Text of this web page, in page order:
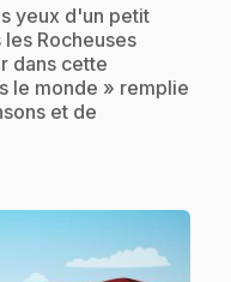
yeux d'un petit
Rocheuses
dans cette
le monde » remplie
et de